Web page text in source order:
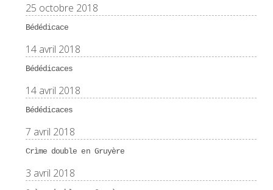
25 octobre 2018
Bédédicace
14 avril 2018
Bédédicaces
14 avril 2018
Bédédicaces
7 avril 2018
Crìme double en Gruyère
3 avril 2018